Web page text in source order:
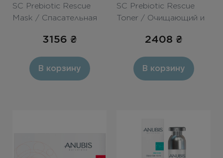
SC Prebiotic Rescue
Mask / Спасательная
с нейроблокатором
3156 ₴
В корзину
SC Prebiotic Rescue
Toner / Очищающий и
алоэ 200ml
2408 ₴
В корзину